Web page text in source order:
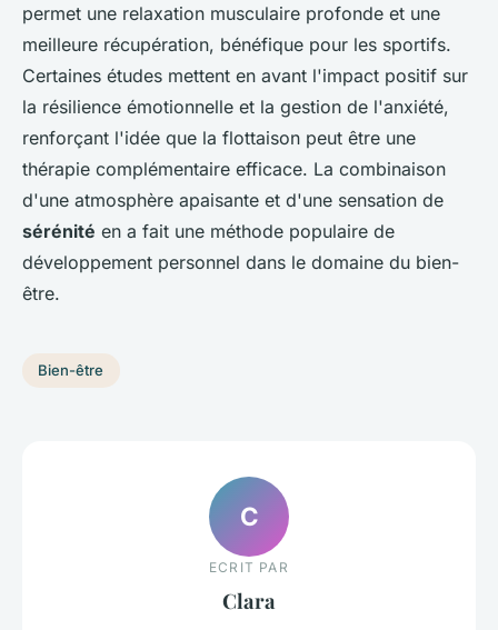
permet une relaxation musculaire profonde et une
meilleure récupération, bénéfique pour les sportifs.
Certaines études mettent en avant l'impact positif sur
la résilience émotionnelle et la gestion de l'anxiété,
renforçant l'idée que la flottaison peut être une
thérapie complémentaire efficace. La combinaison
d'une atmosphère apaisante et d'une sensation de
sérénité en a fait une méthode populaire de
développement personnel dans le domaine du bien-
être.
Bien-être
C
ECRIT PAR
Clara